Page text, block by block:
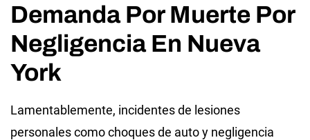
Demanda Por Muerte Por
Negligencia En Nueva
York
Lamentablemente, incidentes de lesiones
personales como choques de auto y negligencia